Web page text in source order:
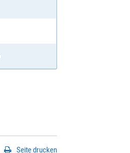
Seite drucken